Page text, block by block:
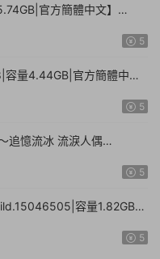
官方簡體中文】
5
量4.44GB|官方簡體中
5
追憶流冰 流淚人偶
~Memories in
5
容量1.82GB|
5